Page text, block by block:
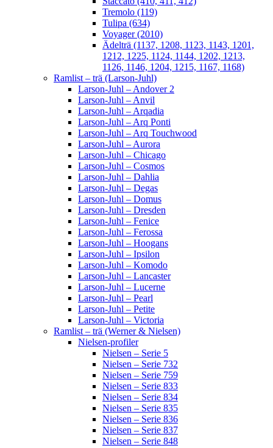
Tremolo (119)
Tulipa (634)
Voyager (2010)
Ädelträ (1137, 1208, 1123, 1143, 1201,
1212, 1225, 1124, 1144, 1202, 1213,
1126, 1146, 1204, 1215, 1167, 1168)
Ramlist – trä (Larson-Juhl)
Larson-Juhl – Andover 2
Larson-Juhl – Anvil
Larson-Juhl – Arqadia
Larson-Juhl – Arq Ponti
Larson-Juhl – Arq Touchwood
Larson-Juhl – Aurora
Larson-Juhl – Chicago
Larson-Juhl – Cosmos
Larson-Juhl – Dahlia
Larson-Juhl – Degas
Larson-Juhl – Domus
Larson-Juhl – Dresden
Larson-Juhl – Fenice
Larson-Juhl – Ferossa
Larson-Juhl – Hoogans
Larson-Juhl – Ipsilon
Larson-Juhl – Komodo
Larson-Juhl – Lancaster
Larson-Juhl – Lucerne
Larson-Juhl – Pearl
Larson-Juhl – Petite
Larson-Juhl – Victoria
Ramlist – trä (Werner & Nielsen)
Nielsen-profiler
Nielsen – Serie 5
Nielsen – Serie 732
Nielsen – Serie 759
Nielsen – Serie 833
Nielsen – Serie 834
Nielsen – Serie 835
Nielsen – Serie 836
Nielsen – Serie 837
Nielsen – Serie 848